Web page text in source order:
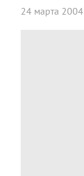
24 марта 2004